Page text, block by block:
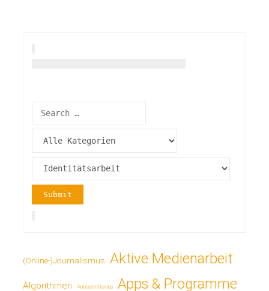
(Online-)Journalismus Aktive Medienarbeit
Algorithmen Antisemitismus Apps & Programme